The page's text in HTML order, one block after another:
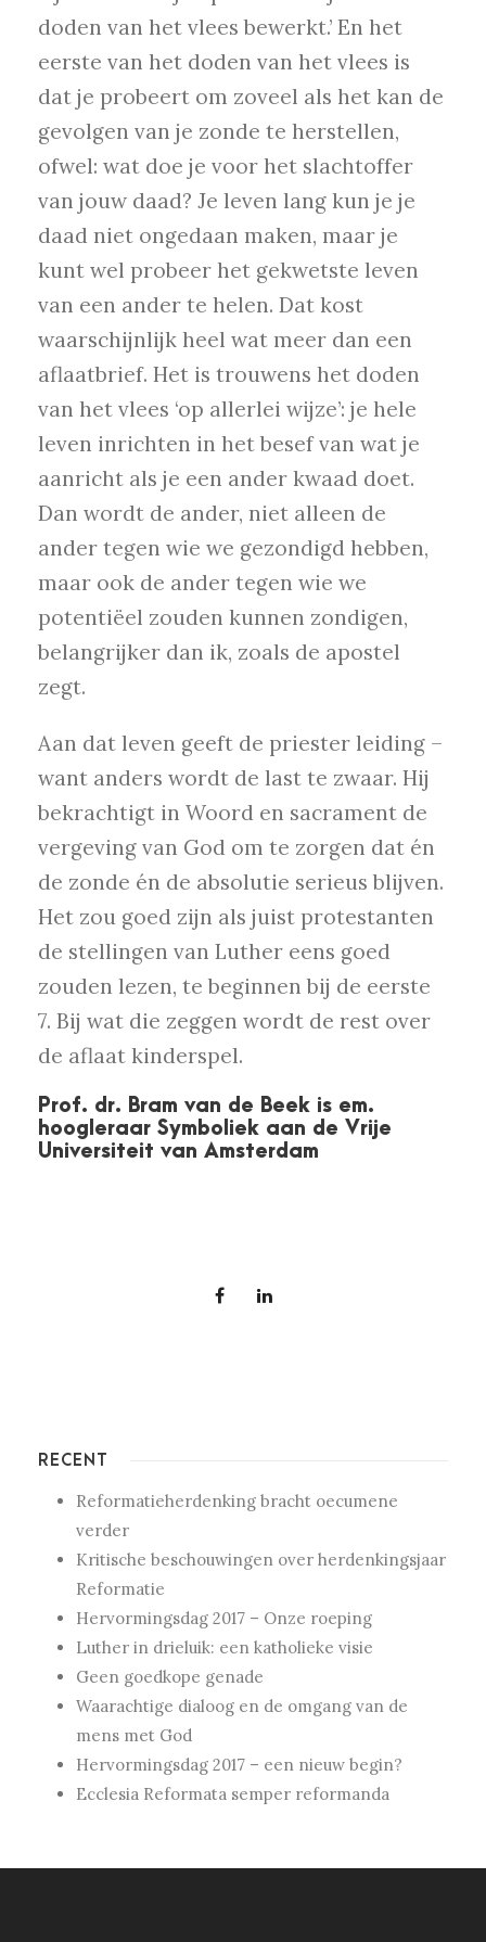
doden van het vlees bewerkt.’ En het
eerste van het doden van het vlees is
dat je probeert om zoveel als het kan de
gevolgen van je zonde te herstellen,
ofwel: wat doe je voor het slachtoffer
van jouw daad? Je leven lang kun je je
daad niet ongedaan maken, maar je
kunt wel probeer het gekwetste leven
van een ander te helen. Dat kost
waarschijnlijk heel wat meer dan een
aflaatbrief. Het is trouwens het doden
van het vlees ‘op allerlei wijze’: je hele
leven inrichten in het besef van wat je
aanricht als je een ander kwaad doet.
Dan wordt de ander, niet alleen de
ander tegen wie we gezondigd hebben,
maar ook de ander tegen wie we
potentiëel zouden kunnen zondigen,
belangrijker dan ik, zoals de apostel
zegt.
Aan dat leven geeft de priester leiding –
want anders wordt de last te zwaar. Hij
bekrachtigt in Woord en sacrament de
vergeving van God om te zorgen dat én
de zonde én de absolutie serieus blijven.
Het zou goed zijn als juist protestanten
de stellingen van Luther eens goed
zouden lezen, te beginnen bij de eerste
7. Bij wat die zeggen wordt de rest over
de aflaat kinderspel.
Prof. dr. Bram van de Beek is em.
hoogleraar Symboliek aan de Vrije
Universiteit van Amsterdam
RECENT
Reformatieherdenking bracht oecumene
verder
Kritische beschouwingen over herdenkingsjaar
Reformatie
Hervormingsdag 2017 – Onze roeping
Luther in drieluik: een katholieke visie
Geen goedkope genade
Waarachtige dialoog en de omgang van de
mens met God
Hervormingsdag 2017 – een nieuw begin?
Ecclesia Reformata semper reformanda